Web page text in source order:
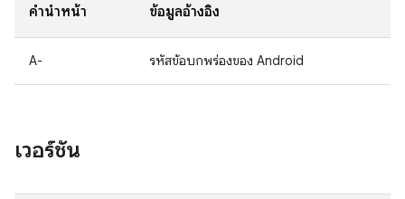
คำนำหน้า ข้อมูลอ้างอิง
A- รหัสข้อบกพร่องของ Android
เวอร์ชัน